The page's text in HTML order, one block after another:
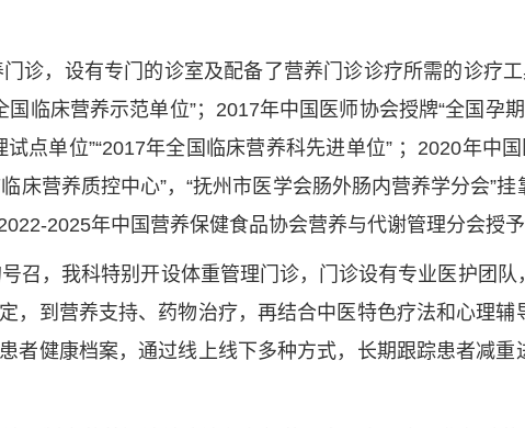
诊，设有专门的诊室及配备了营养门诊诊疗所需的诊疗
临床营养示范单位”；2017年中国医师协会授牌“全国孕
点单位”“2017年全国临床营养科先进单位” ；2020年中
床营养质控中心”，“抚州市医学会肠外肠内营养学分会”
2025年中国营养保健食品协会营养与代谢管理分会授予
召，我科特别开设体重管理门诊，门诊设有专业医护团
，到营养支持、药物治疗，再结合中医特色疗法和心理
者健康档案，通过线上线下多种方式，长期跟踪患者减